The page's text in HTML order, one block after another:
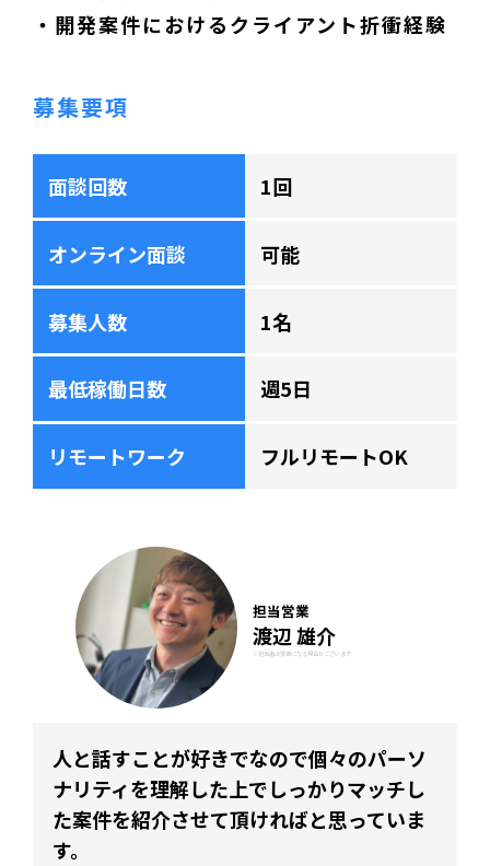
・開発案件におけるクライアント折衝経験
募集要項
面談回数 1回
オンライン面談 可能
募集人数 1名
最低稼働日数 週5日
リモートワーク フルリモートOK
担当営業
渡辺 雄介
※担当者は変更になる場合がございます
人と話すことが好きでなので個々のパーソ
ナリティを理解した上でしっかりマッチし
た案件を紹介させて頂ければと思っていま
す。